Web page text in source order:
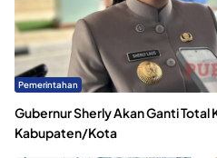
Pemerintahan
Gubernur Sherly Akan Ganti Total
Kabupaten/Kota